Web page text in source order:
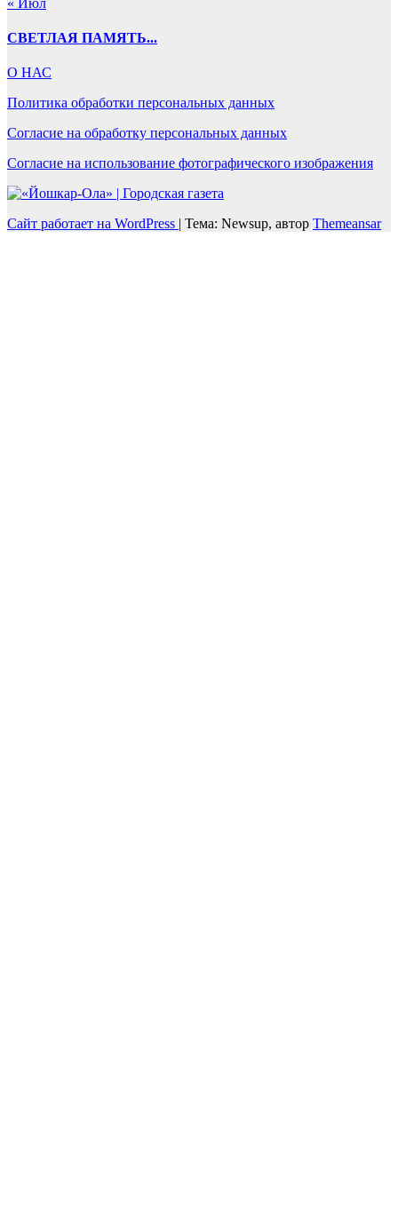
СВЕТЛАЯ ПАМЯТЬ...
О НАС
Политика обработки персональных данных
Согласие на обработку персональных данных
Согласие на использование фотографического изображения
Сайт работает на WordPress | Тема: Newsup, автор Themeansar